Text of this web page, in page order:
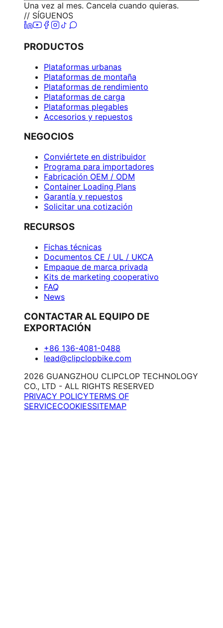
Una vez al mes. Cancela cuando quieras.
// SÍGUENOS
PRODUCTOS
Plataformas urbanas
Plataformas de montaña
Plataformas de rendimiento
Plataformas de carga
Plataformas plegables
Accesorios y repuestos
NEGOCIOS
Conviértete en distribuidor
Programa para importadores
Fabricación OEM / ODM
Container Loading Plans
Garantía y repuestos
Solicitar una cotización
RECURSOS
Fichas técnicas
Documentos CE / UL / UKCA
Empaque de marca privada
Kits de marketing cooperativo
FAQ
News
CONTACTAR AL EQUIPO DE
EXPORTACIÓN
+86 136-4081-0488
lead@clipclopbike.com
2026 GUANGZHOU CLIPCLOP TECHNOLOGY
CO., LTD - ALL RIGHTS RESERVED
PRIVACY POLICYTERMS OF
SERVICECOOKIESSITEMAP